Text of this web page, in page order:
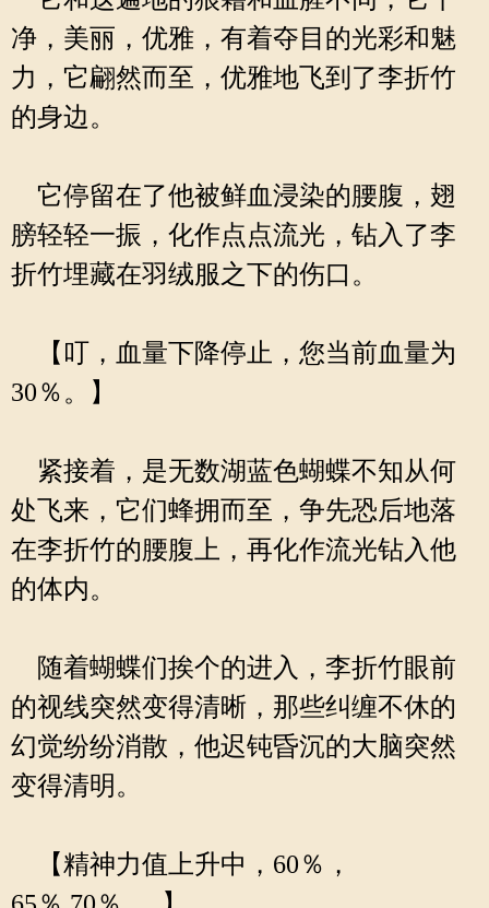
净，美丽，优雅，有着夺目的光彩和魅
力，它翩然而至，优雅地飞到了李折竹
的身边。
它停留在了他被鲜血浸染的腰腹，翅
膀轻轻一振，化作点点流光，钻入了李
折竹埋藏在羽绒服之下的伤口。
【叮，血量下降停止，您当前血量为
30％。】
紧接着，是无数湖蓝色蝴蝶不知从何
处飞来，它们蜂拥而至，争先恐后地落
在李折竹的腰腹上，再化作流光钻入他
的体内。
随着蝴蝶们挨个的进入，李折竹眼前
的视线突然变得清晰，那些纠缠不休的
幻觉纷纷消散，他迟钝昏沉的大脑突然
变得清明。
【精神力值上升中，60％，